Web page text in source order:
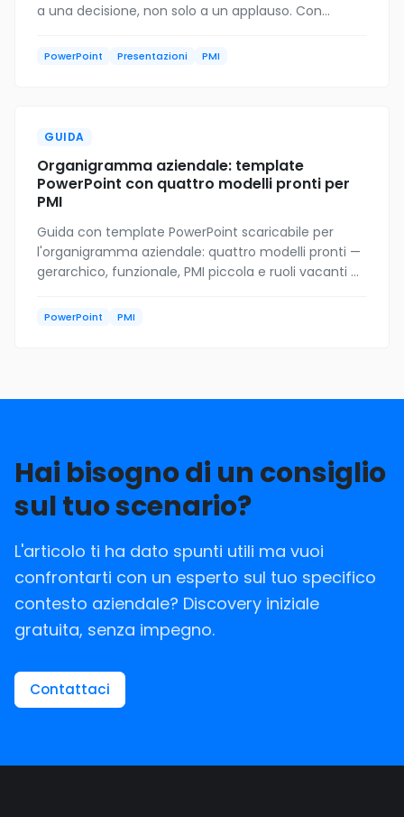
a una decisione, non solo a un applauso. Con
PowerPoint Presentazioni PMI
GUIDA
Organigramma aziendale: template
PowerPoint con quattro modelli pronti per
PMI
Guida con template PowerPoint scaricabile per
l'organigramma aziendale: quattro modelli pronti —
gerarchico, funzionale, PMI piccola e ruoli vacanti —
PowerPoint PMI
Hai bisogno di un consiglio
sul tuo scenario?
L'articolo ti ha dato spunti utili ma vuoi
confrontarti con un esperto sul tuo specifico
contesto aziendale? Discovery iniziale
gratuita, senza impegno.
Contattaci